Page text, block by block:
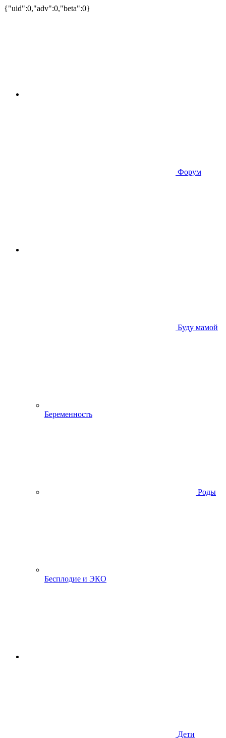
{"uid":0,"adv":0,"beta":0}
Форум
Буду мамой
Беременность
Роды
Бесплодие и ЭКО
Дети